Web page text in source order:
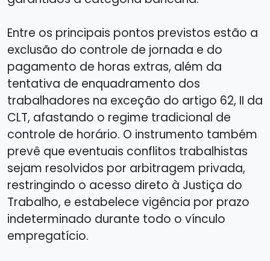
Entre os principais pontos previstos estão a
exclusão do controle de jornada e do
pagamento de horas extras, além da
tentativa de enquadramento dos
trabalhadores na exceção do artigo 62, II da
CLT, afastando o regime tradicional de
controle de horário. O instrumento também
prevê que eventuais conflitos trabalhistas
sejam resolvidos por arbitragem privada,
restringindo o acesso direto à Justiça do
Trabalho, e estabelece vigência por prazo
indeterminado durante todo o vínculo
empregatício.